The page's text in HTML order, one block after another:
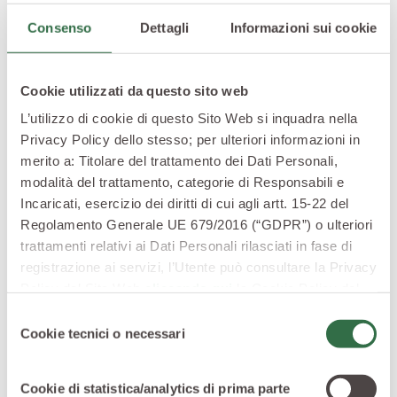
Consenso Dettagli Informazioni sui cookie
Cookie utilizzati da questo sito web
L’utilizzo di cookie di questo Sito Web si inquadra nella
Privacy Policy dello stesso; per ulteriori informazioni in
merito a: Titolare del trattamento dei Dati Personali,
modalità del trattamento, categorie di Responsabili e
Incaricati, esercizio dei diritti di cui agli artt. 15-22 del
Regolamento Generale UE 679/2016 (“GDPR”) o ulteriori
trattamenti relativi ai Dati Personali rilasciati in fase di
registrazione ai servizi, l’Utente può consultare la Privacy
specifiche per i servizi forniti tramite il Sito Web.
delCookie tecnici o necessari
Cookie di statistica/analytics di prima parte
all’assaggio è croccante come quella del mango con un
retrogusto che ricorda molto quello dell’ananas e del fico
d’india. Per descrivere l’anguria gialla in una sola parola